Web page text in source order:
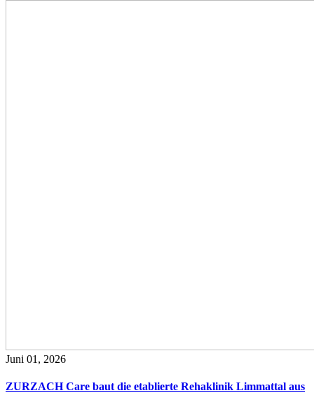
Juni 01, 2026
ZURZACH Care baut die etablierte Rehaklinik Limmattal aus